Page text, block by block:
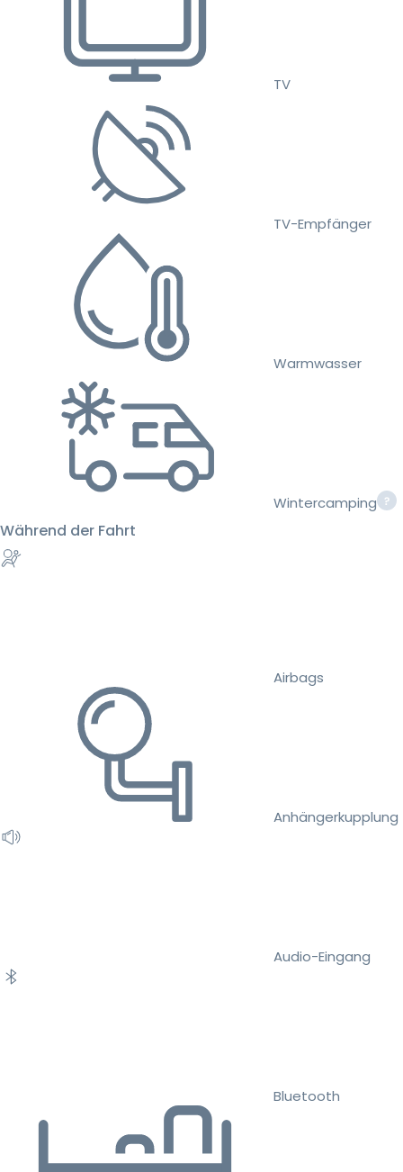
TV
TV-Empfänger
Warmwasser
Wintercamping
Während der Fahrt
Airbags
Anhängerkupplung
Audio-Eingang
Bluetooth